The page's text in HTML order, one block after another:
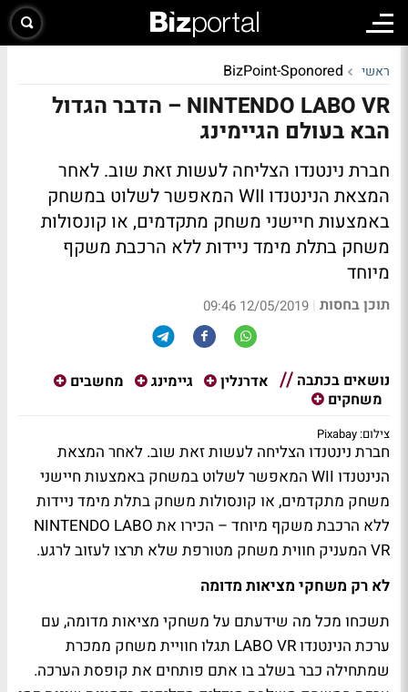
ראשי BizPoint-Sponored
NINTENDO LABO VR – הדבר הגדול
הבא בעולם הגיימינג
חברת נינטנדו הצליחה לעשות זאת שוב. לאחר
המצאת הנינטנדו WII המאפשר לשלוט במשחק
באמצעות חיישני משחק מתקדמים, או קונסולות
משחק בתלת מימד ניידות ללא הרכבת משקף
מיוחד
תוכן בחסות |
12/05/2019 09:46
נושאים בכתבה אדרנלין גיימינג
מחשבים
משחקים
צילום: Pixabay
חברת נינטנדו הצליחה לעשות זאת שוב. לאחר המצאת
הנינטנדו WII המאפשר לשלוט במשחק באמצעות חיישני
משחק מתקדמים, או קונסולות משחק בתלת מימד ניידות
ללא הרכבת משקף מיוחד – הכירו את NINTENDO LABO
VR המעניק חווית משחק מטורפת שלא תרצו לעזוב לרגע.
לא רק משחקי מציאות מדומה
תשכחו מכל מה שידעתם על משחקי מציאות מדומה, עם
ערכת הנינטנדוLABO VR תגלו חוויית משחק ממכרת
שמתחילה כבר בשלב בו אתם פותחים את קופסת הערכה.